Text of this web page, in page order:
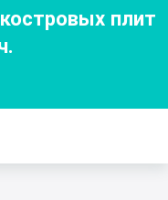
плит